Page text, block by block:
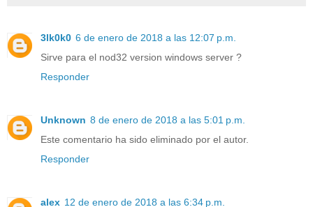
3lk0k0 6 de enero de 2018 a las 12:07 p.m.
Sirve para el nod32 version windows server ?
Responder
Unknown 8 de enero de 2018 a las 5:01 p.m.
Este comentario ha sido eliminado por el autor.
Responder
alex 12 de enero de 2018 a las 6:34 p.m.